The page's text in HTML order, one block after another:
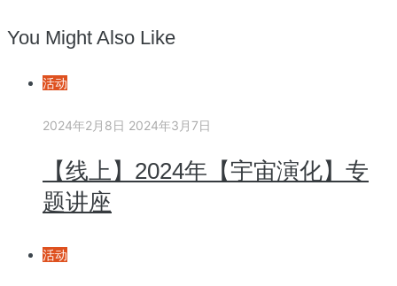
You Might Also Like
活动
2024年2月8日 2024年3月7日
【线上】2024年【宇宙演化】专
题讲座
活动